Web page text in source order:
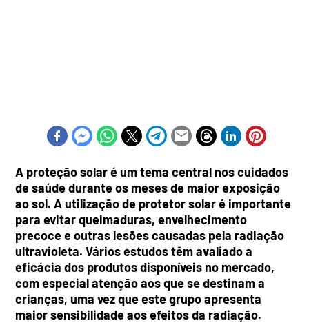
A proteção solar é um tema central nos cuidados
de saúde durante os meses de maior exposição
ao sol. A utilização de protetor solar é importante
para evitar queimaduras, envelhecimento
precoce e outras lesões causadas pela radiação
ultravioleta. Vários estudos têm avaliado a
eficácia dos produtos disponíveis no mercado,
com especial atenção aos que se destinam a
crianças, uma vez que este grupo apresenta
maior sensibilidade aos efeitos da radiação.